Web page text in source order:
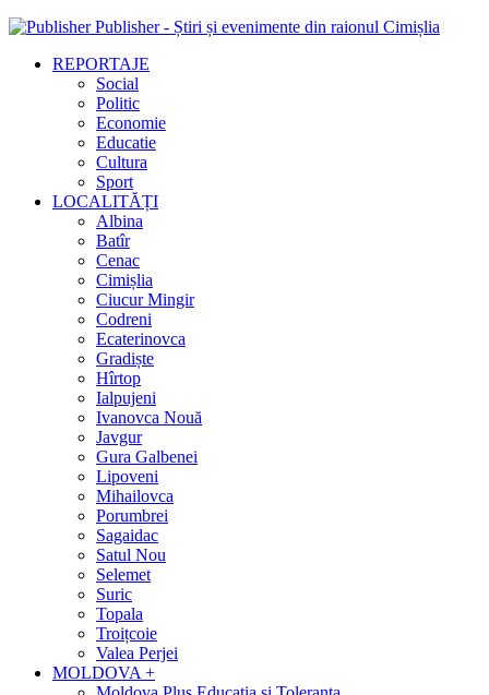
Publisher - Știri și evenimente din raionul Cimișlia
REPORTAJE
Social
Politic
Economie
Educatie
Cultura
Sport
LOCALITĂȚI
Albina
Batîr
Cenac
Cimișlia
Ciucur Mingir
Codreni
Ecaterinovca
Gradiște
Hîrtop
Ialpujeni
Ivanovca Nouă
Javgur
Gura Galbenei
Lipoveni
Mihailovca
Porumbrei
Sagaidac
Satul Nou
Selemet
Suric
Topala
Troițcoie
Valea Perjei
MOLDOVA +